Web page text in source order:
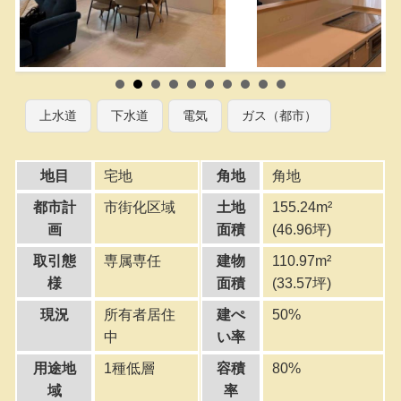
上水道 下水道 電気 ガス（都市）
地目 宅地
都市計
画
市街化区域
取引態
様
専属専任
現況
所有者居住
中
用途地
域
1種低層
角地 角地
土地
面積
155.24m²
(46.96坪)
建物
面積
110.97m²
(33.57坪)
建ぺ
い率
50%
容積
率
80%